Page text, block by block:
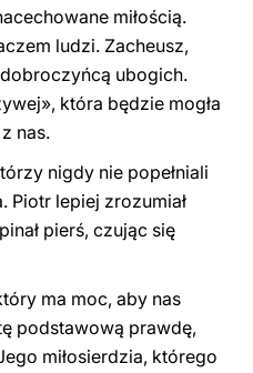
miłością.
ludzi. Zacheusz,
ubogich.
która będzie mogła
nas.
nigdy nie popełniali
Piotr lepiej zrozumiał
pierś, czując się
ma moc, aby nas
podstawową prawdę,
miłosierdzia, którego